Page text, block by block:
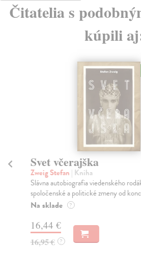
Čitatelia s
kúpili
Svet včerajška
Zweig Stefan | Kniha
Slávna autobiografia viedenského
spoločenské a politické zmeny od
Na sklade ?
16,44 €
16,95 € ?